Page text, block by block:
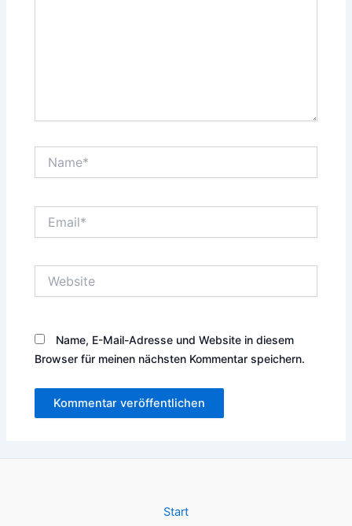
Name, E-Mail-Adresse und Website in diesem
Browser für meinen nächsten Kommentar speichern.
Start